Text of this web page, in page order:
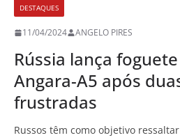
DESTAQUES
11/04/2024 ANGELO PIRES
Rússia lança
Angara-A5 após
frustradas
Russos têm como objetivo